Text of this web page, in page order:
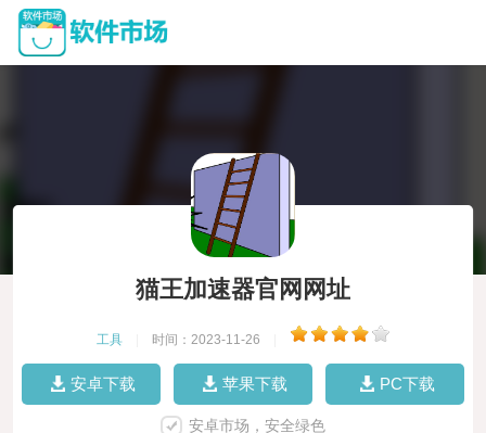
猫王加速器官网网址
工具 时间：2023-11-26
安卓下载 苹果下载 PC下载
安卓市场，安全绿色